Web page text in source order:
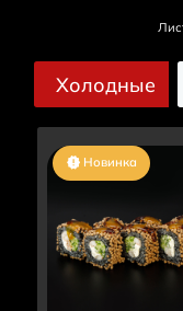
ЗАКУСКИ /
COУС /
HAПИТКИ
Холодные
Новинка